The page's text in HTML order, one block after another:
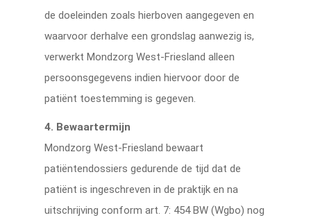
de doeleinden zoals hierboven aangegeven en
waarvoor derhalve een grondslag aanwezig is,
verwerkt Mondzorg West-Friesland alleen
persoonsgegevens indien hiervoor door de
patiënt toestemming is gegeven.
4. Bewaartermijn
Mondzorg West-Friesland bewaart
patiëntendossiers gedurende de tijd dat de
patiënt is ingeschreven in de praktijk en na
uitschrijving conform art. 7: 454 BW (Wgbo) nog